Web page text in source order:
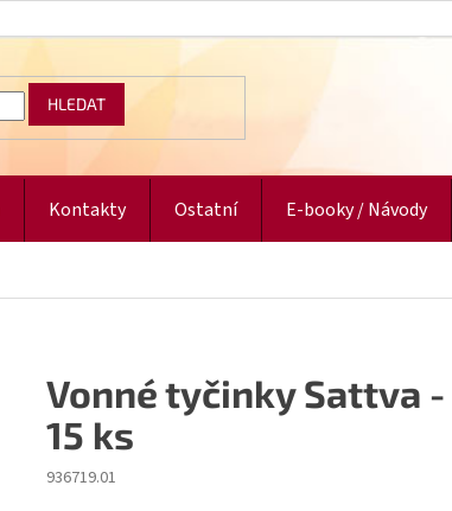
HLEDAT
Kontakty Ostatní E-booky / Návody
Vonné tyčinky Sattva -
15 ks
936719.01